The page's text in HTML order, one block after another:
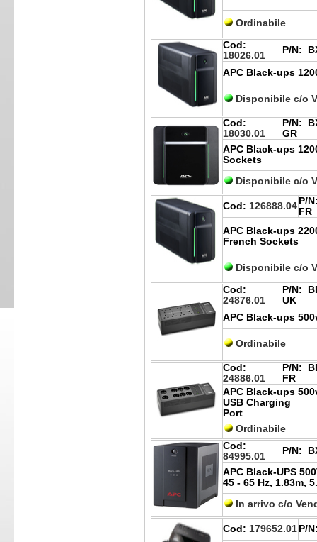
Ordinabile
Cod:
18026.01
P/N:
APC Black-ups
Disponibile c/o
Cod:
18030.01
P/N:
GR
APC Black-ups
Sockets
Disponibile c/o
Cod: 126888.04 P/
FR
APC Black-ups
French Sockets
Disponibile c/o
Cod:
24876.01
P/N:
UK
APC Black-ups
Ordinabile
Cod:
24886.01
P/N:
FR
APC Black-ups
USB Charging
Port
Ordinabile
Cod:
84995.01
P/N:
APC Black-UPS
45 - 65 Hz, 1.83m,
In arrivo c/o
Cod: 179652.01 P/